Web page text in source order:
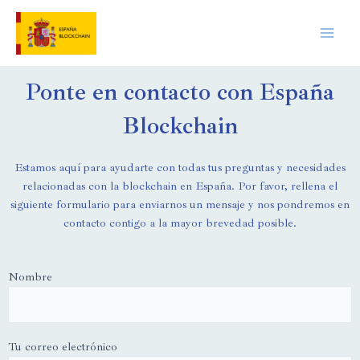
Ponte en contacto con España
Blockchain
Estamos aquí para ayudarte con todas tus preguntas y necesidades
relacionadas con la blockchain en España. Por favor, rellena el
siguiente formulario para enviarnos un mensaje y nos pondremos en
contacto contigo a la mayor brevedad posible.
Nombre
Tu correo electrónico